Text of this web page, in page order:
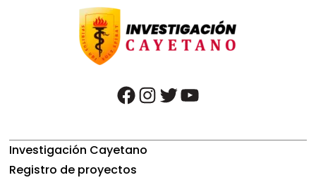
facebook instagram twitter youtube
Investigación Cayetano
Registro de proyectos